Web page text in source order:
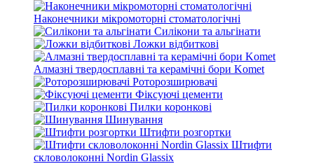
Наконечники мікромоторні стоматологічні
Силікони та альгінати
Ложки відбиткові
Алмазні твердосплавні та керамічні бори Komet
Роторозширювачі
Фіксуючі цементи
Пилки коронкові
Шинування
Штифти розгортки
Штифти
скловолоконні Nordin Glassix